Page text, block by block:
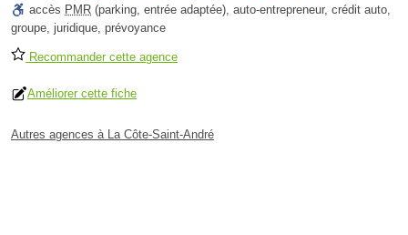
accès PMR (parking, entrée adaptée), auto-entrepreneur, crédit auto,
groupe, juridique, prévoyance
Recommander cette agence
Améliorer cette fiche
Autres agences à La Côte-Saint-André